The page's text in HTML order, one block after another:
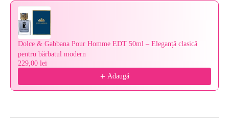
Dolce & Gabbana Pour Homme EDT 50ml – Eleganță clasică
pentru bărbatul modern
229,00 lei
Adaugă